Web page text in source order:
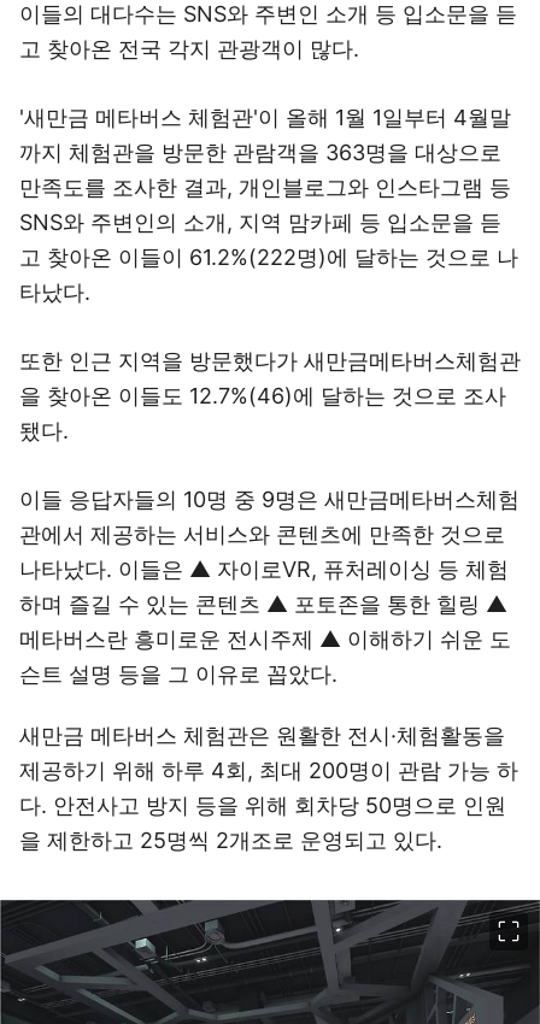
이들의 대다수는 SNS와 주변인 소개 등 입소문을 듣
고 찾아온 전국 각지 관광객이 많다.
'새만금 메타버스 체험관'이 올해 1월 1일부터 4월말
까지 체험관을 방문한 관람객을 363명을 대상으로
만족도를 조사한 결과, 개인블로그와 인스타그램 등
SNS와 주변인의 소개, 지역 맘카페 등 입소문을 듣
고 찾아온 이들이 61.2%(222명)에 달하는 것으로 나
타났다.
또한 인근 지역을 방문했다가 새만금메타버스체험관
을 찾아온 이들도 12.7%(46)에 달하는 것으로 조사
됐다.
이들 응답자들의 10명 중 9명은 새만금메타버스체험
관에서 제공하는 서비스와 콘텐츠에 만족한 것으로
나타났다. 이들은 ▲ 자이로VR, 퓨처레이싱 등 체험
하며 즐길 수 있는 콘텐츠 ▲ 포토존을 통한 힐링 ▲
메타버스란 흥미로운 전시주제 ▲ 이해하기 쉬운 도
슨트 설명 등을 그 이유로 꼽았다.
새만금 메타버스 체험관은 원활한 전시·체험활동을
제공하기 위해 하루 4회, 최대 200명이 관람 가능 하
다. 안전사고 방지 등을 위해 회차당 50명으로 인원
을 제한하고 25명씩 2개조로 운영되고 있다.